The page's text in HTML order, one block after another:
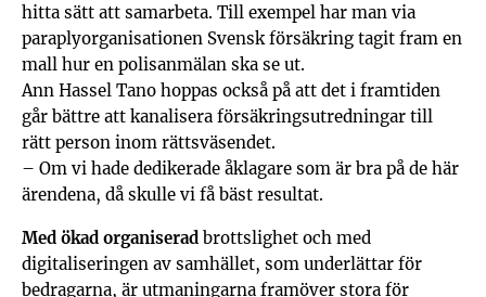
hitta sätt att samarbeta. Till exempel har man via
paraplyorganisationen Svensk försäkring tagit fram en
mall hur en polisanmälan ska se ut.
Ann Hassel Tano hoppas också på att det i framtiden
går bättre att kanalisera försäkringsutredningar till
rätt person inom rättsväsendet.
– Om vi hade dedikerade åklagare som är bra på de här
ärendena, då skulle vi få bäst resultat.
Med ökad organiserad brottslighet och med
digitaliseringen av samhället, som underlättar för
bedragarna, är utmaningarna framöver stora för